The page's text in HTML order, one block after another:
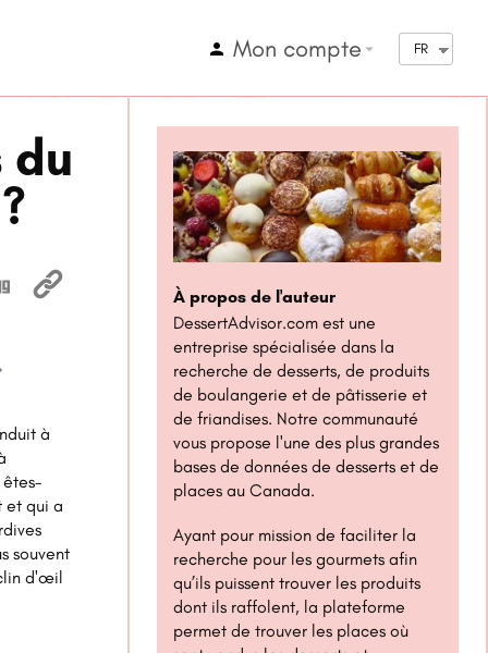
Mon comptearrow_drop_down FR
du
à
êtes-
et qui a
souvent
d'œil
À propos de l'auteur
DessertAdvisor.com est une
entreprise spécialisée dans la
recherche de desserts, de produits
de boulangerie et de pâtisserie et
de friandises. Notre communauté
vous propose l'une des plus grandes
bases de données de desserts et de
places au Canada.
Ayant pour mission de faciliter la
recherche pour les gourmets afin
qu’ils puissent trouver les produits
dont ils raffolent, la plateforme
permet de trouver les places où